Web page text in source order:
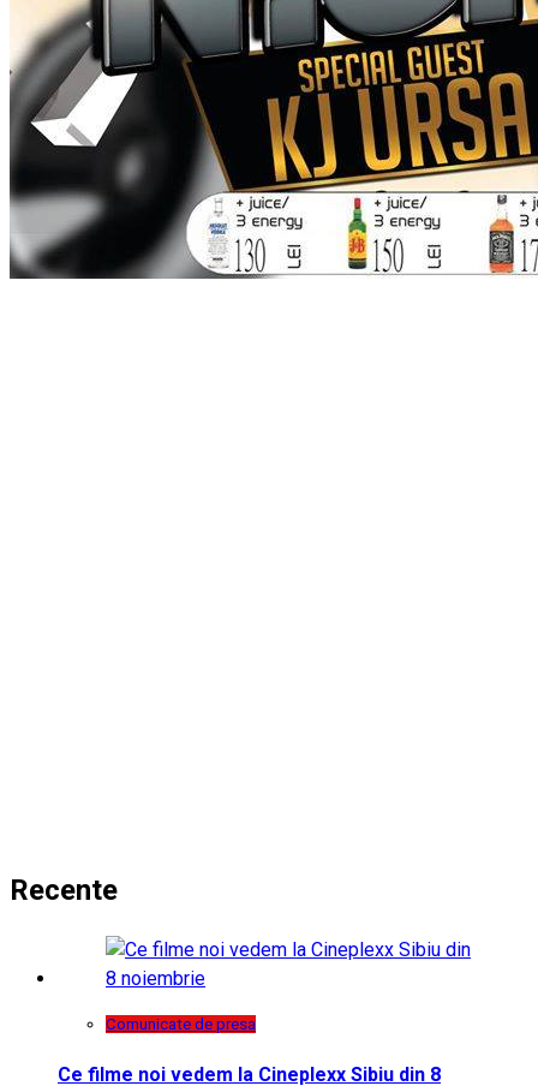
Recente
Comunicate de presa
Ce filme noi vedem la Cineplexx Sibiu din 8